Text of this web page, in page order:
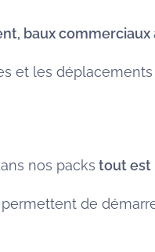
baux commerciaux
et les
nos packs tout est
de